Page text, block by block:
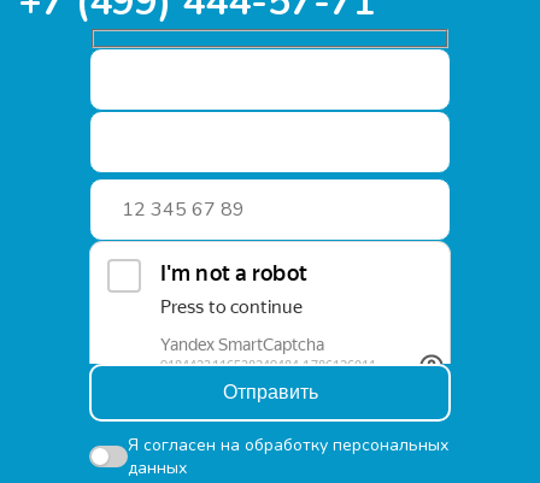
Отправить
Я согласен на обработку персональных
данных